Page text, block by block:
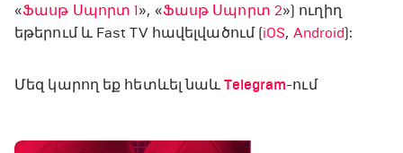
«Ֆասթ Սպորտ 1», «Ֆասթ Սպորտ 2») ուղիղ
եթերում և Fast TV հավելվածում (iOS, Android):
Մեզ կարող եք հետևել նաև Telegram-ում